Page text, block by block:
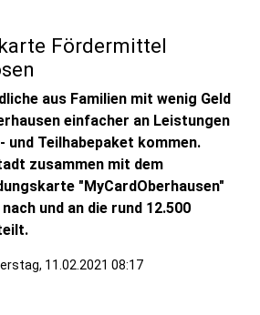
Fördermittel
aus Familien mit wenig Geld
einfacher an Leistungen
und Teilhabepaket kommen.
zusammen mit dem
"MyCardOberhausen"
und an die rund 12.500
11.02.2021 08:17